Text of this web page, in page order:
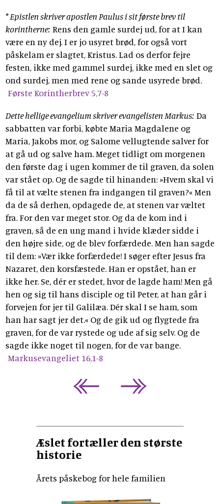
* Epistlen skriver apostlen Paulus i sit første brev til
korintherne: Rens den gamle surdej ud, for at I kan
være en ny dej. I er jo usyret brød, for også vort
påskelam er slagtet, Kristus. Lad os derfor fejre
festen, ikke med gammel surdej, ikke med en slet og
ond surdej, men med rene og sande usyrede brød.
Første Korintherbrev 5,7-8
Dette hellige evangelium skriver evangelisten Markus: Da
sabbatten var forbi, købte Maria Magdalene og
Maria, Jakobs mor, og Salome vellugtende salver for
at gå ud og salve ham. Meget tidligt om morgenen
den første dag i ugen kommer de til graven, da solen
var stået op. Og de sagde til hinanden: »Hvem skal vi
få til at vælte stenen fra indgangen til graven?« Men
da de så derhen, opdagede de, at stenen var væltet
fra. For den var meget stor. Og da de kom ind i
graven, så de en ung mand i hvide klæder sidde i
den højre side, og de blev forfærdede. Men han sagde
til dem: »Vær ikke forfærdede! I søger efter Jesus fra
Nazaret, den korsfæstede. Han er opstået, han er
ikke her. Se, dér er stedet, hvor de lagde ham! Men gå
hen og sig til hans disciple og til Peter, at han går i
forvejen for jer til Galilæa. Dér skal I se ham, som
han har sagt jer det.« Og de gik ud og flygtede fra
graven, for de var rystede og ude af sig selv. Og de
sagde ikke noget til nogen, for de var bange.
Markusevangeliet 16,1-8
Æslet fortæller den største
historie
Årets påskebog for hele familien